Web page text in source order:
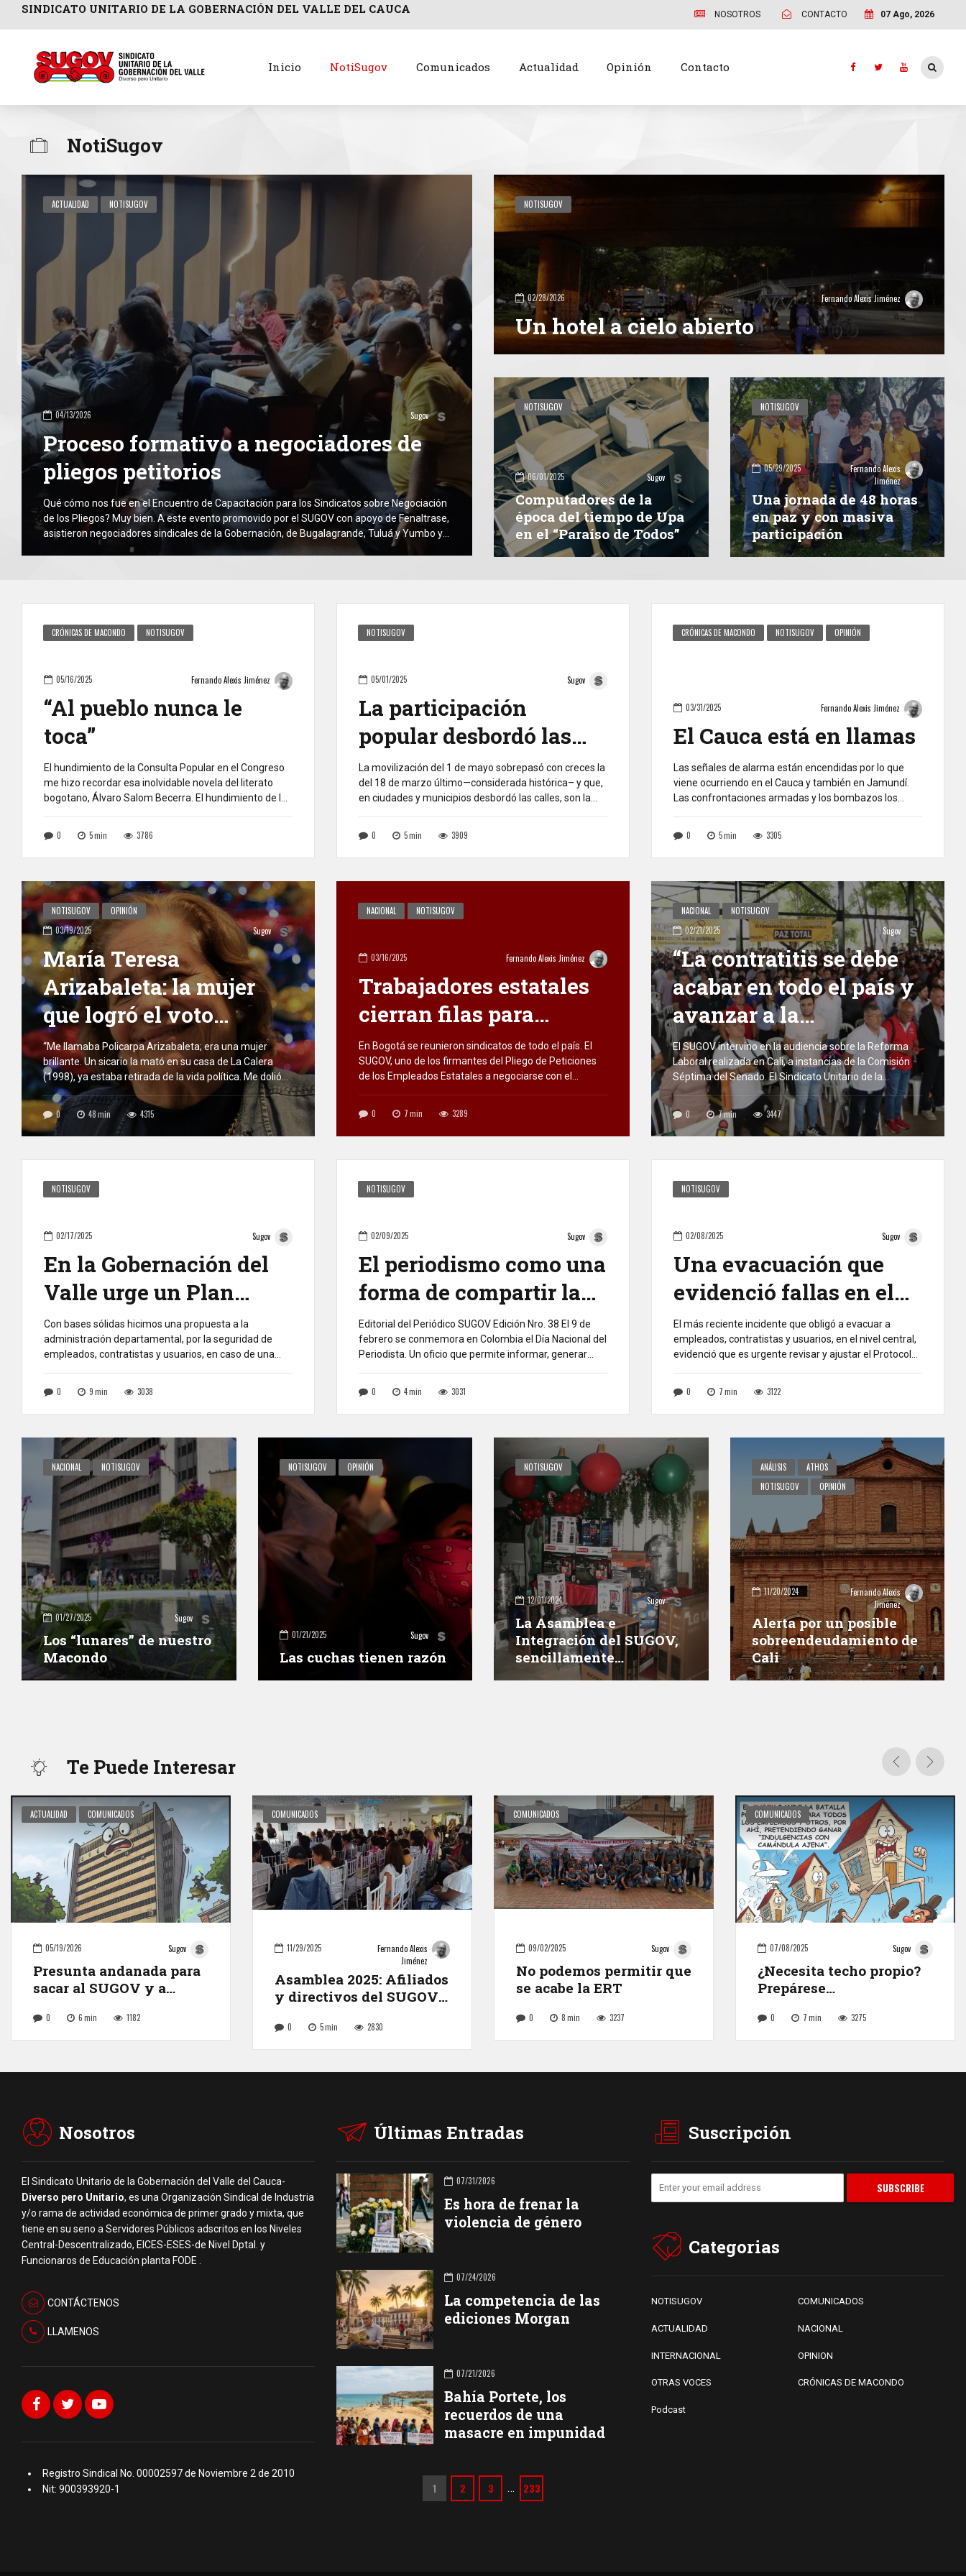
SINDICATO UNITARIO DE LA GOBERNACIÓN DEL VALLE DEL CAUCA NOSOTROS CONTACTO 07 Ago, 2026
Inicio NotiSugov Comunicados Actualidad Opinión Contacto
NotiSugov
ACTUALIDAD NOTISUGOV
04/13/2026 Sugov
Proceso formativo a negociadores de
pliegos petitorios
Qué cómo nos fue en el Encuentro de Capacitación para los Sindicatos sobre Negociación
de los Pliegos? Muy bien. A este evento promovido por el SUGOV con apoyo de Fenaltrase,
asistieron negociadores sindicales de la Gobernación, de Bugalagrande, Tuluá y Yumbo y
de otras organizaciones que acogieron la invitación. El proceso formativo tuvo lugar en
NOTISUGOV
02/28/2026 Fernando Alexis Jiménez
Un hotel a cielo abierto
NOTISUGOV
06/01/2025 Sugov
Computadores de la
época del tiempo de Upa
en el “Paraíso de Todos”
NOTISUGOV
05/29/2025
Fernando Alexis
Jiménez
Una jornada de 48 horas
en paz y con masiva
participación
CRÓNICAS DE MACONDO NOTISUGOV
05/16/2025 Fernando Alexis Jiménez
“Al pueblo nunca le
toca”
El hundimiento de la Consulta Popular en el Congreso
me hizo recordar esa inolvidable novela del literato
bogotano, Álvaro Salom Becerra. El hundimiento de la
colombianos. Se había adelantado un trabajo
pedagógico en barrios y comunas y […]
0 5min 3786
NOTISUGOV
05/01/2025 Sugov
La participación
popular desbordó las
expectativas en
Colombia
La movilización del 1 de mayo sobrepasó con creces la
del 18 de marzo último—considerada histórica– y que,
en ciudades y municipios desbordó las calles, son la
ambientando en toda Colombia para votar todo por el
[…]
0 5min 3909
CRÓNICAS DE MACONDO NOTISUGOV OPINIÓN
03/31/2025 Fernando Alexis Jiménez
El Cauca está en llamas
Las señales de alarma están encendidas por lo que
viene ocurriendo en el Cauca y también en Jamundí.
Las confrontaciones armadas y los bombazos los
heridos y muertos y saturó por varias horas la atención
de urgencias en el […]
0 5min 3305
NOTISUGOV
OPINIÓN
03/19/2025
Sugov
María Teresa
Arizabaleta: la mujer
que logró el voto
femenino en Colombia
“Me llamaba Policarpa Arizabaleta; era una mujer
brillante. Un sicario la mató en su casa de La Calera
(1998), ya estaba retirada de la vida política. Me dolió
con dolor físico, me dolía el pecho, me enfermé con
toda esa tragedia.”, confiesa la entrevistada. Por Diego
León Giraldo | Publicado originalmente en la Revista
Boca […]
0 48min 4315
NACIONAL NOTISUGOV
03/16/2025 Fernando Alexis Jiménez
Trabajadores estatales
cierran filas para
defender la reforma
laboral
En Bogotá se reunieron sindicatos de todo el país. El
SUGOV, uno de los firmantes del Pliego de Peticiones
de los Empleados Estatales a negociarse con el
sindicatos firmantes del Pliego Nacional de Empleados
Estatales, discutido y aprobado en […]
0 7min 3289
NACIONAL
NOTISUGOV
02/21/2025
Sugov
“La contratitis se debe
acabar en todo el país y
avanzar a la
formalización del
empleo”
El SUGOV intervino en la audiencia sobre la Reforma
Laboral realizada en Cali, a instancias de la Comisión
Séptima del Senado. El Sindicato Unitario de la
Gobernación del Valle del Cauca –SUGOV—fue una de
las pocas organizaciones invitadas a hacer su ponencia
a la audiencia pública de la Comisión Séptima del
Senado alrededor del tema […]
0 7min 3447
NOTISUGOV
02/17/2025 Sugov
En la Gobernación del
Valle urge un Plan
Maestro de
Reforzamiento
Estructural
Con bases sólidas hicimos una propuesta a la
administración departamental, por la seguridad de
empleados, contratistas y usuarios, en caso de una
nuestras inquietudes. No hablamos por hablar. No
estuvimos solos, el cafecito no se enfrió y los
0 9min 3038
NOTISUGOV
02/09/2025 Sugov
El periodismo como una
forma de compartir la
“otra verdad”
Editorial del Periódico SUGOV Edición Nro. 38 El 9 de
febrero se conmemora en Colombia el Día Nacional del
Periodista. Un oficio que permite informar, generar
los medios tradicionales, aquellos que sirven a
intereses particulares […]
0 4min 3031
NOTISUGOV
02/08/2025 Sugov
Una evacuación que
evidenció fallas en el
protocolo de
emergencias
El más reciente incidente que obligó a evacuar a
empleados, contratistas y usuarios, en el nivel central,
evidenció que es urgente revisar y ajustar el Protocolo
sirenas sonaron gangosas como hincha de futbol
después de un partido, los brigadistas de un lado […]
0 7min 3122
NACIONAL NOTISUGOV
01/27/2025 Sugov
Los “lunares” de nuestro
Macondo
NOTISUGOV OPINIÓN
01/21/2025 Sugov
Las cuchas tienen razón
NOTISUGOV
12/01/2024 Sugov
La Asamblea e
Integración del SUGOV,
sencillamente
inolvidables
ANÁLISIS
ATHOS
NOTISUGOV
OPINIÓN
11/20/2024
Fernando Alexis
Jiménez
Alerta por un posible
sobreendeudamiento de
Cali
Te Puede Interesar
ACTUALIDAD COMUNICADOS
05/19/2026 Sugov
Presunta andanada para
sacar al SUGOV y a
del pliego petitorio
0 6min 1182
COMUNICADOS
11/29/2025
Fernando Alexis
Jiménez
Asamblea 2025: Afiliados
y directivos del SUGOV
0 5min 2830
COMUNICADOS
09/02/2025 Sugov
No podemos permitir que
se acabe la ERT
0 8min 3237
COMUNICADOS
07/08/2025 Sugov
¿Necesita techo propio?
Prepárese…
0 7min 3275
Nosotros
El Sindicato Unitario de la Gobernación del Valle del Cauca-
Diverso pero Unitario, es una Organización Sindical de Industria
y/o rama de actividad económica de primer grado y mixta, que
tiene en su seno a Servidores Públicos adscritos en los Niveles
Central-Descentralizado, EICES-ESES-de Nivel Dptal. y
Funcionaros de Educación planta FODE .
CONTÁCTENOS
LLAMENOS
Registro Sindical No. 00002597 de Noviembre 2 de 2010
Nit: 900393920-1
Últimas Entradas
07/31/2026
Es hora de frenar la
violencia de género
07/24/2026
La competencia de las
ediciones Morgan
07/21/2026
Bahía Portete, los
recuerdos de una
masacre en impunidad
1 2 3 … 233
Suscripción
Categorias
NOTISUGOV COMUNICADOS
ACTUALIDAD NACIONAL
INTERNACIONAL OPINION
OTRAS VOCES CRÓNICAS DE MACONDO
Podcast